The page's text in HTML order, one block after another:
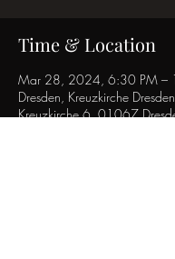
Time & Location
Mar 28, 2024, 6:30 PM –
Dresden, Kreuzkirche
Kreuzkirche 6, 01067